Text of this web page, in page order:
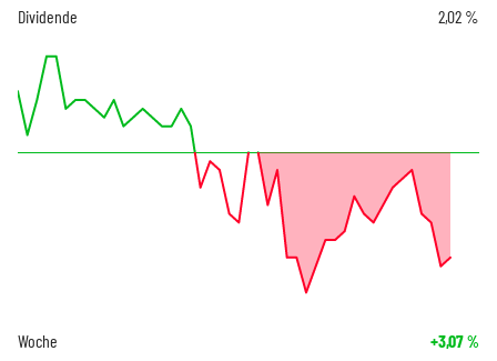
Dividende
2,02 %
Woche +3,07%